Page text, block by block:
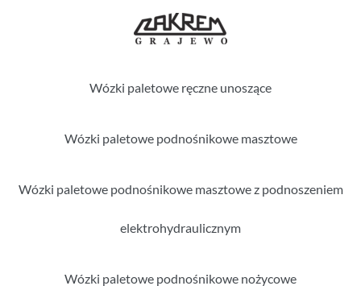
Wózki paletowe ręczne unoszące
Wózki paletowe podnośnikowe masztowe
Wózki paletowe podnośnikowe masztowe z podnoszeniem
elektrohydraulicznym
Wózki paletowe podnośnikowe nożycowe